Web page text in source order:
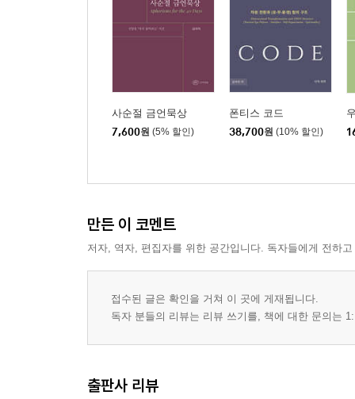
사순절 금언묵상
7,600원 (5% 할인)
폰티스 코드
38,700원 (10% 할인)
만든 이 코멘트
저자, 역자, 편집자를 위한 공간입니다. 독자들에게 전하
접수된 글은 확인을 거쳐 이 곳에 게재됩니다.
독자 분들의 리뷰는 리뷰 쓰기를, 책에 대한 문의는
출판사 리뷰